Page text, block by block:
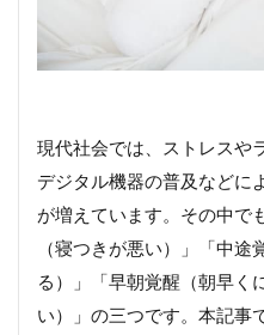
現代社会では、ストレスや
デジタル機器の普及などに
が増えています。その中で
（寝つきが悪い）」「中
る）」「早朝覚醒（朝早く
い）」の三つです。本記事